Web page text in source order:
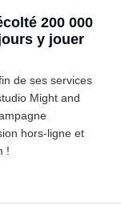
200 000
y jouer
de ses services
Might and
hors-ligne et
!